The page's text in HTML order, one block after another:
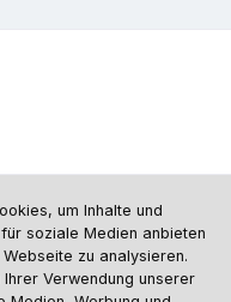
um Inhalte und
soziale Medien anbieten
zu analysieren.
Verwendung unserer